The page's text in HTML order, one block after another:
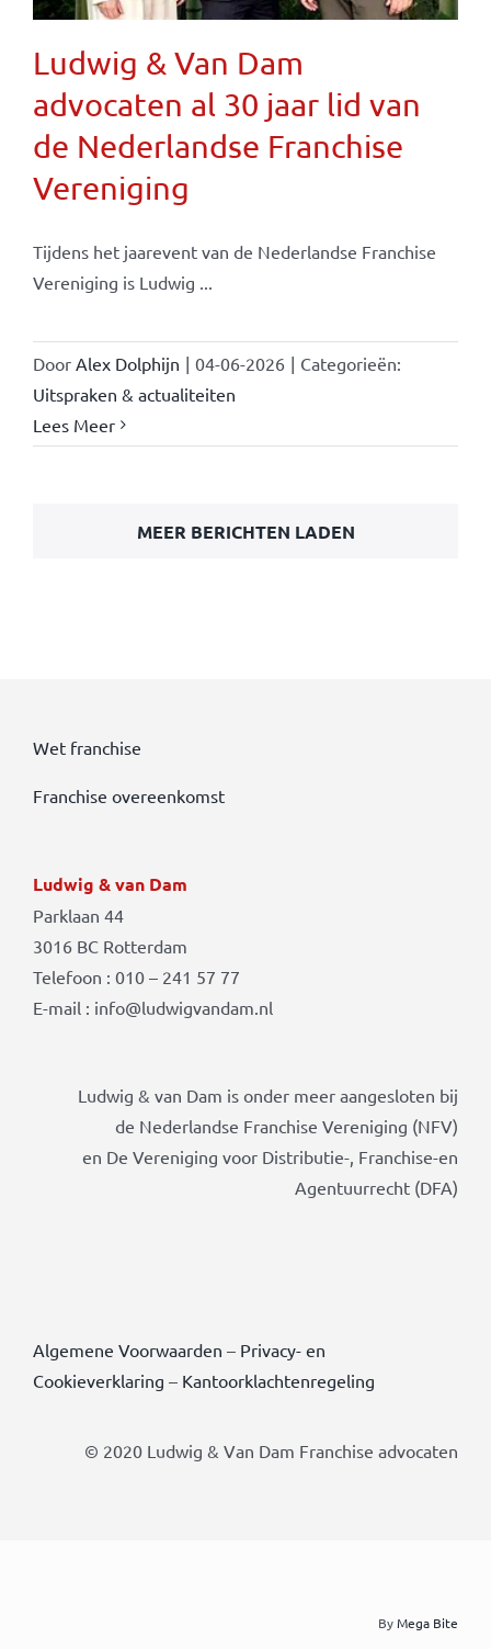
Ludwig & Van Dam
advocaten al 30 jaar lid van
de Nederlandse Franchise
Vereniging
Tijdens het jaarevent van de Nederlandse Franchise
Vereniging is Ludwig ...
Door Alex Dolphijn | 04-06-2026 | Categorieën:
Uitspraken & actualiteiten
Lees Meer
MEER BERICHTEN LADEN
Wet franchise
Franchise overeenkomst
Ludwig & van Dam
Parklaan 44
3016 BC Rotterdam
Telefoon : 010 – 241 57 77
E-mail : info@ludwigvandam.nl
Ludwig & van Dam is onder meer aangesloten bij
de Nederlandse Franchise Vereniging (NFV)
en De Vereniging voor Distributie-, Franchise-en
Agentuurrecht (DFA)
Algemene Voorwaarden – Privacy- en
Cookieverklaring – Kantoorklachtenregeling
© 2020 Ludwig & Van Dam Franchise advocaten
ByMega Bite